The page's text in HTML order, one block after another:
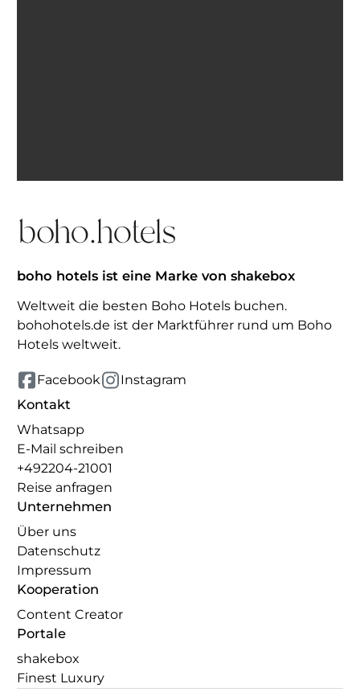
boho hotels ist eine Marke von shakebox
Weltweit die besten Boho Hotels buchen.
bohohotels.de ist der Marktführer rund um Boho
Hotels weltweit.
Facebook Instagram
Kontakt
Whatsapp
E-Mail schreiben
+492204-21001
Reise anfragen
Unternehmen
Über uns
Datenschutz
Impressum
Kooperation
Content Creator
Portale
shakebox
Finest Luxury